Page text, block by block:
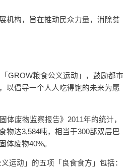
机构，旨在推动民众力量，消除贫
GROW粮食公义运动」，鼓励都市
以倡导一个人人吃得饱的未来为愿
体废物监察报告》2011年的统计，
物达3,584吨，相当于300部双层巴
体废物40%。
运动」的五项「良食食方」包括：